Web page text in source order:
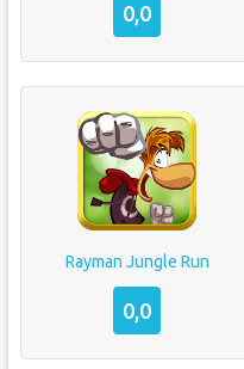
0,0
Rayman Jungle Run
0,0